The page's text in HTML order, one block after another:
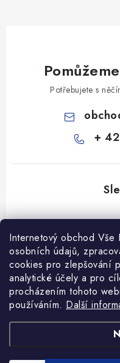
Internetový obchod Vše
osobních údajů,
cookies pro zlepšování
analytické účely a pro
procházením tohoto
používáním. Další
Potřebujete s
+
Informace pro Vás
Ceník dopravy
Kontakty
Obchodní podmínky